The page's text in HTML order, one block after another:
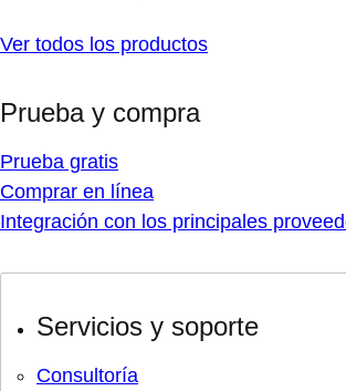
Ver todos los productos
Prueba y compra
Prueba gratis
Comprar en línea
Integración con los principales
Servicios y soporte
Consultoría